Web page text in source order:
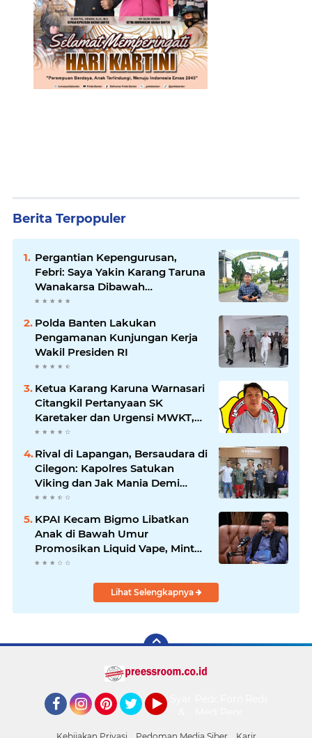
Berita Terpopuler
Pergantian Kepengurusan,
Febri: Saya Yakin Karang Taruna
Wanakarsa Dibawah
Kepemimpinan Bung Entus
Polda Banten Lakukan
Pengamanan Kunjungan Kerja
Wakil Presiden RI
Ketua Karang Karuna Warnasari
Citangkil Pertanyaan SK
Karetaker dan Urgensi MWKT,
Saat Suasana Berduka
Rival di Lapangan, Bersaudara di
Cilegon: Kapolres Satukan
Viking dan Jak Mania Demi
Nobar Damai Piala Presiden
KPAI Kecam Bigmo Libatkan
Anak di Bawah Umur
Promosikan Liquid Vape, Minta
Aparat Bertindak Tegas
Lihat Selengkapnya